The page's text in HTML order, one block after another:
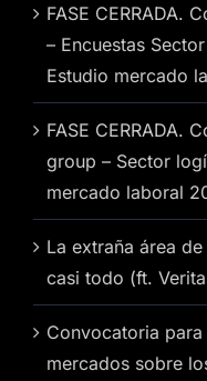
FASE CERRADA.
– Encuestas
Estudio mercado
FASE CERRADA.
group – Sector
mercado laboral
La extraña área
casi todo (ft.
Convocatoria
mercados sobre